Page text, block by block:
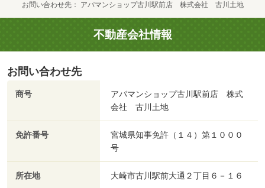
お問い合わせ先 アパマンショップ古川駅前店 株式会社 古川土地
不動産会社情報
お問い合わせ先
商号
アパマンショップ古川駅前店 株式
会社 古川土地
免許番号
宮城県知事免許（１４）第１０００
号
所在地 大崎市古川駅前大通２丁目６－１６